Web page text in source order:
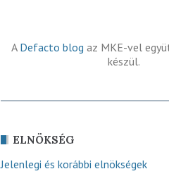
A Defacto blog az MKE-vel
készül.
ELNÖKSÉG
Jelenlegi és korábbi elnökségek